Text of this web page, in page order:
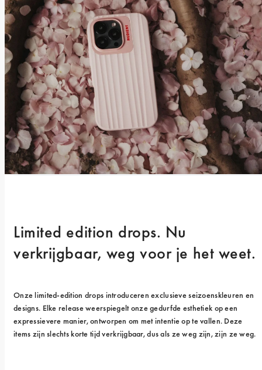
Limited edition drops. Nu
verkrijgbaar, weg voor je het weet.
Onze limited-edition drops introduceren exclusieve seizoenskleuren en
designs. Elke release weerspiegelt onze gedurfde esthetiek op een
expressievere manier, ontworpen om met intentie op te vallen. Deze
items zijn slechts korte tijd verkrijgbaar, dus als ze weg zijn, zijn ze weg.